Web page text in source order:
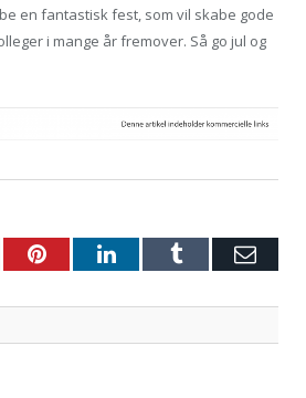
en fantastisk fest, som vil skabe gode
i mange år fremover. Så go jul og
PinterestLinkedInTumblr